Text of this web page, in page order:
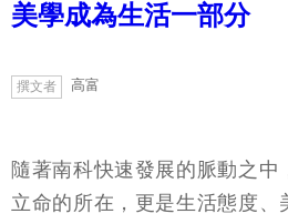
美學成為生活一部分
撰文者 高富
隨著南科快速發展的脈動之中
立命的所在，更是生活態度、